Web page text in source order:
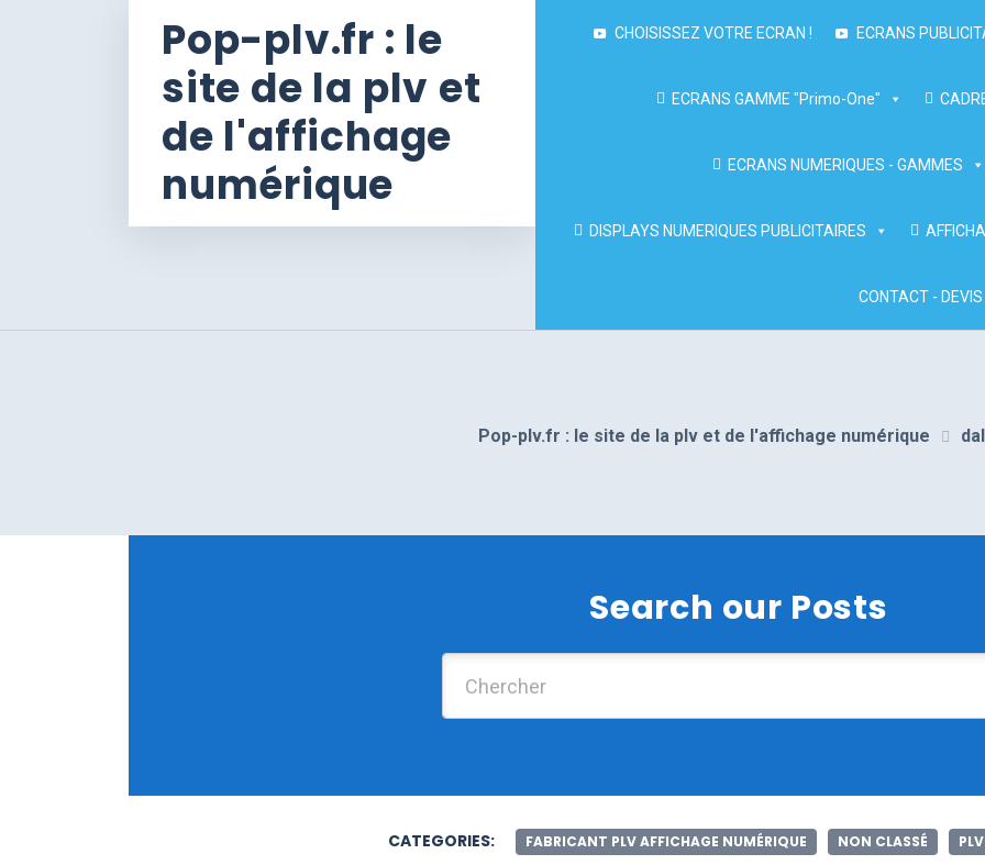
Pop-plv.fr : le
site de la plv et
de l'affichage
numérique
CHOISISSEZ VOTRE ECRAN ! ECRANS
ECRANS GAMME "Primo-One"
ECRANS NUMERIQUES - GAMMES
DISPLAYS NUMERIQUES PUBLICITAIRES
CONTACT - DEVIS
Pop-plv.fr : le site de la plv et de l'affichage numérique
Search our Posts
CATEGORIES: FABRICANT PLV AFFICHAGE NUMÉRIQUE NON CLASSÉ